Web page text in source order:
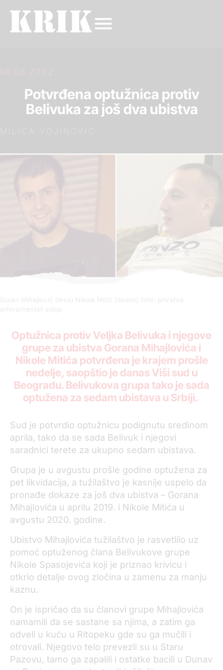
06.06.2022.
Potvrđena optužnica protiv
Belivuka za još dva ubistva
Goran Mihajlović (levo) Nikola Mitić (desno) foto: privatna
arhiva/nestali srbija
Optužnica protiv Veljka Belivuka i njegove
grupe za ubistva Gorana Mihajlovića i
Nikole Mitića potvrđena je krajem prošle
nedelje, saopštio je danas Viši sud u
Beogradu. Belivukova grupa tako je sada
optužena za sedam ubistava u Srbiji.
Sud je potvrdio optužnicu podignutu sredinom
aprila, tako da se sada Belivuk i njegovi
saradnici terete za ukupno sedam ubistava.
Grupa je u avgustu prošle godine optužena za
pet likvidacija, a tužilaštvo je kasnije uspelo da
pronađe dokaze za još dva ubistva – Gorana
Mihajlovića u aprilu 2019. i Nikole Mitića u
avgustu 2020. godine.
Ubistvo Mihajlovića tužilaštvo je rasvetlilo uz
pomoć optuženog člana Belivukove grupe
Nikole Spasojevića koji je priznao krivicu i
otkrio detalje ovog zločina u zamenu za manju
kaznu.
On je ispričao da su članovi grupe Mihajlovića
namamili da se sastane sa njima, a zatim ga
odveli u kuću u Ritopeku gde su ga mučili i
otrovali. Njegovo telo prevezli su u Staru
Pazovu, tamo ga zapalili i ostatke bacili u Dunav